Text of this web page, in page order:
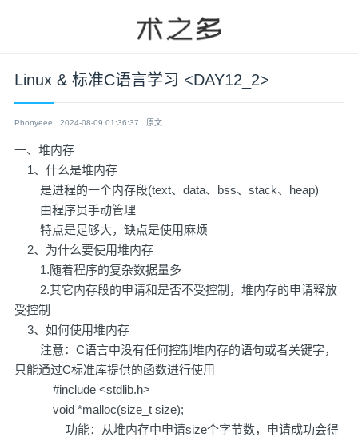
Linux & 标准C语言学习 <DAY12_2>
Phonyeee 2024-08-09 01:36:37 原文
一、堆内存
1、什么是堆内存
是进程的一个内存段(text、data、bss、stack、heap)
由程序员手动管理
特点是足够大，缺点是使用麻烦
2、为什么要使用堆内存
1.随着程序的复杂数据量多
2.其它内存段的申请和是否不受控制，堆内存的申请释放
受控制
3、如何使用堆内存
注意：C语言中没有任何控制堆内存的语句或者关键字，
只能通过C标准库提供的函数进行使用
#include <stdlib.h>
void *malloc(size_t size);
功能：从堆内存中申请size个字节数，申请成功会得